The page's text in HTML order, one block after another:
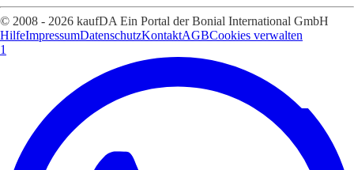
© 2008 - 2026 kaufDA Ein Portal der Bonial International GmbH
HilfeImpressumDatenschutzKontaktAGBCookies verwalten
1